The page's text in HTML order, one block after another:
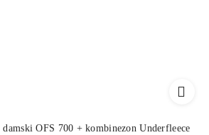
OFS 700 + kombinezon Underfleece